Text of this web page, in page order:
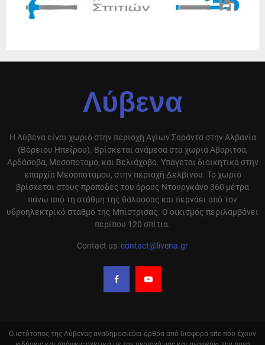
Λύβενα
Η Λύβενα είναι χωριό στην περιοχή Αγίων Σαράντα στην Αλβανία
(Βόρειου Ηπείρου). Βρίσκεται ανάμεσα στα χωριά Αβαρίτσα,
Αρδάσοβα, Μεσοποταμο, και Βελιάχοβο. Υπάγεται διοικητικά στην
επαρχία Μεσοποταμου, στην περιοχή Δελβίνου. Το χωριό
βρίσκεται στους πρόποδες του όρους Ντουργκάνο 360 μέτρα
πάνω από τη στάθμη της θάλασσας και περνάει από τον
υδροηλεκτρικό σταθμό της Μπίστρισας. Ο οικισμός περιλαμβάνει
περίπου 120 σπίτια.
Contact us:contact@livena.gr
Ο ιστότοπος της Λύβενας αναδημοσιεύει άρθρα από διαφορά site που έχουν